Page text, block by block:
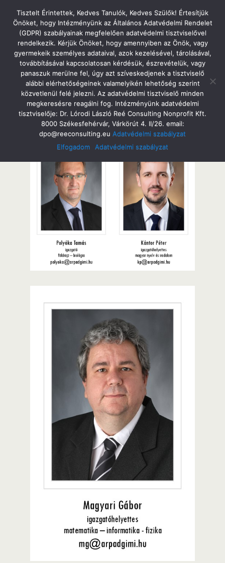
Tatabányai Árpád Gimnázium
Tanáraink
Iskolánk vezetői
Tisztelt Érintettek, Kedves Tanulók, Kedves Szülők! Értesítjük
Önöket, hogy Intézményünk az Általános Adatvédelmi Rendelet
(GDPR) szabályainak megfelelően adatvédelmi tisztviselővel
rendelkezik. Kérjük Önöket, hogy amennyiben az Önök, vagy
gyermekeik személyes adataival, azok kezelésével, tárolásával,
továbbításával kapcsolatosan kérdésük, észrevételük, vagy
panaszuk merülne fel, úgy azt szíveskedjenek a tisztviselő
alábbi elérhetőségeinek valamelyikén lehetőség szerint
közvetlenül felé jelezni. Az adatvédelmi tisztviselő minden
megkeresésre reagálni fog. Intézményünk adatvédelmi
tisztviselője: Dr. Lórodi László Reé Consulting Nonprofit Kft.
8000 Székesfehérvár, Várkörút 4. II/26. email:
dpo@reeconsulting.eu Adatvédelmi szabályzat
Elfogadom
Adatvédelmi szabályzat